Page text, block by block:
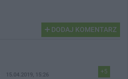
DODAJ KOMENTARZ
+5
15.04.2019, 15:26